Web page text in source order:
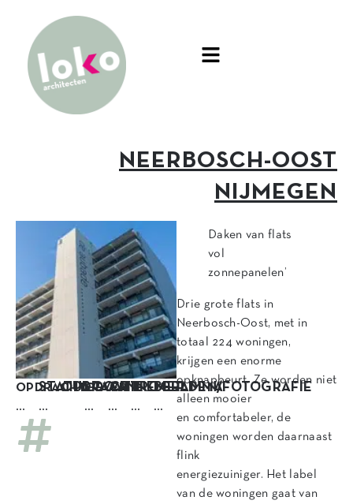
NEERBOSCH-OOST
NIJMEGEN
Daken van flats
vol
zonnepanelen’
Drie grote flats in
Neerbosch-Oost, met in
totaal 224 woningen,
krijgen een enorme
opknapbeurt. Ze worden niet
alleen mooier
en comfortabeler, de
woningen worden daarnaast
flink
energiezuiniger. Het label
van de woningen gaat van
OPDRACHTGEVER
…
STATUS
…
OPDRACHT
LOCATIE
…
AANNEMER
…
PROGRAMMA
…
BEELDEN/FOTOGRAFIE
…